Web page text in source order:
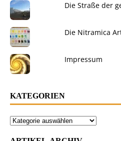
Die Straße der
Die Nitramica
Impressum
KATEGORIEN